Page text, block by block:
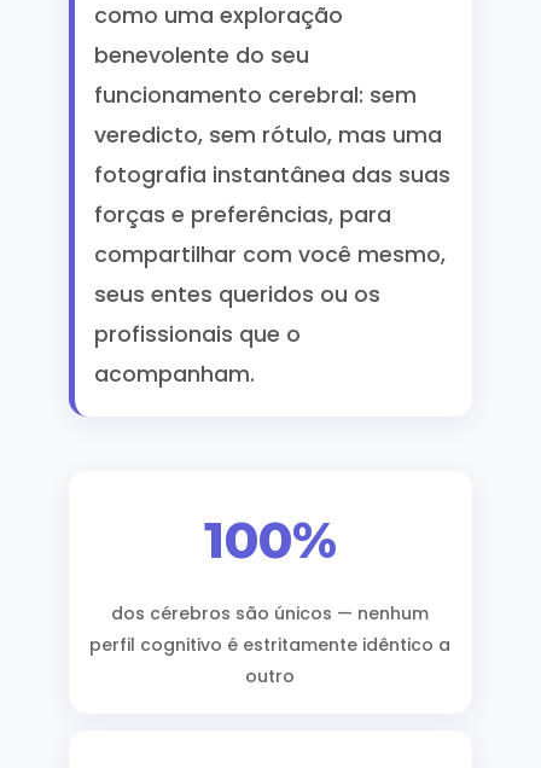
como uma exploração
benevolente do seu
funcionamento cerebral: sem
veredicto, sem rótulo, mas uma
fotografia instantânea das suas
forças e preferências, para
compartilhar com você mesmo,
seus entes queridos ou os
profissionais que o
acompanham.
100%
dos cérebros são únicos — nenhum
perfil cognitivo é estritamente idêntico a
outro